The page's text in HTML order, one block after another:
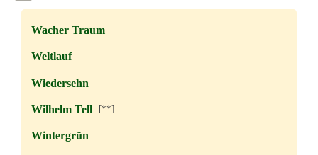
Wacher Traum
Weltlauf
Wiedersehn
Wilhelm Tell[**]
Wintergrün